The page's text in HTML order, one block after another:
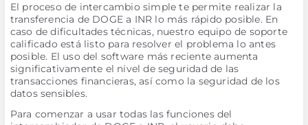
El proceso de intercambio simple te permite realizar la
transferencia de DOGE a INR lo más rápido posible. En
caso de dificultades técnicas, nuestro equipo de soporte
calificado está listo para resolver el problema lo antes
posible. El uso del software más reciente aumenta
significativamente el nivel de seguridad de las
transacciones financieras, así como la seguridad de los
datos sensibles.
Para comenzar a usar todas las funciones del